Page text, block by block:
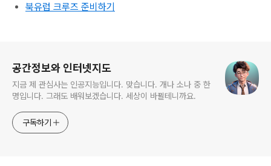
북유럽 크루즈 준비하기
공간정보와 인터넷지도
지금 제 관심사는 인공지능입니다. 맞습니다. 개나 소나 중 한
명입니다. 그래도 배워보겠습니다. 세상이 바뀔테니까요.
구독하기